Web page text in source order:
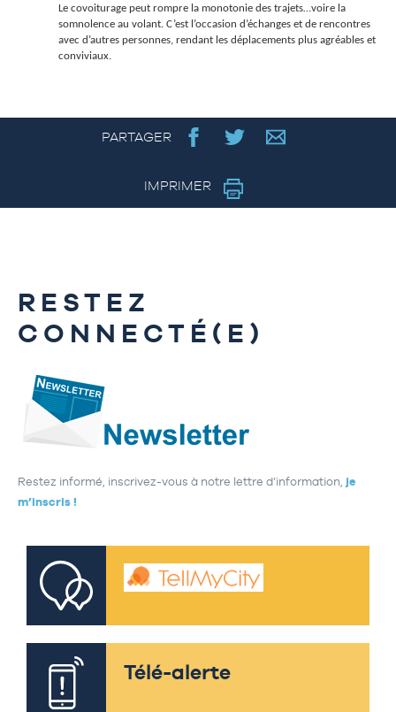
Le covoiturage peut rompre la monotonie des trajets…voire la
somnolence au volant. C’est l’occasion d’échanges et de rencontres
avec d’autres personnes, rendant les déplacements plus agréables et
conviviaux.
PARTAGER
IMPRIMER
RESTEZ
CONNECTÉ(E)
Restez informé, inscrivez-vous à notre lettre d’information, je
m’inscris !
Télé-alerte